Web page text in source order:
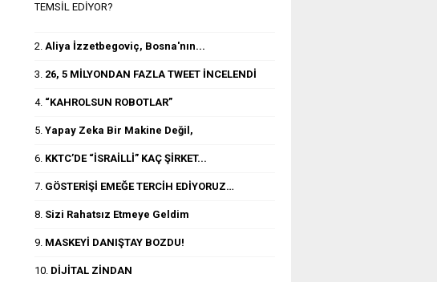
TEMSİL EDİYOR?
2. Aliya İzzetbegoviç, Bosna'nın...
3. 26, 5 MİLYONDAN FAZLA TWEET İNCELENDİ
4. “KAHROLSUN ROBOTLAR”
5. Yapay Zeka Bir Makine Değil,
6. KKTC’DE “İSRAİLLİ” KAÇ ŞİRKET...
7. GÖSTERİŞİ EMEĞE TERCİH EDİYORUZ…
8. Sizi Rahatsız Etmeye Geldim
9. MASKEYİ DANIŞTAY BOZDU!
10. DİJİTAL ZİNDAN